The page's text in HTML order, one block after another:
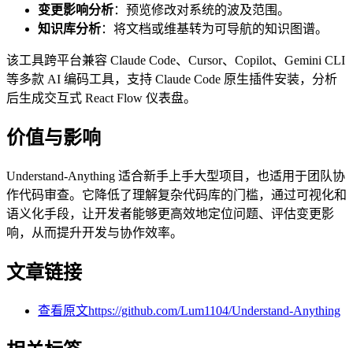
变更影响分析：预览修改对系统的波及范围。
知识库分析：将文档或维基转为可导航的知识图谱。
该工具跨平台兼容 Claude Code、Cursor、Copilot、Gemini CLI
等多款 AI 编码工具，支持 Claude Code 原生插件安装，分析
后生成交互式 React Flow 仪表盘。
价值与影响
Understand-Anything 适合新手上手大型项目，也适用于团队协
作代码审查。它降低了理解复杂代码库的门槛，通过可视化和
语义化手段，让开发者能够更高效地定位问题、评估变更影
响，从而提升开发与协作效率。
文章链接
查看原文https://github.com/Lum1104/Understand-Anything